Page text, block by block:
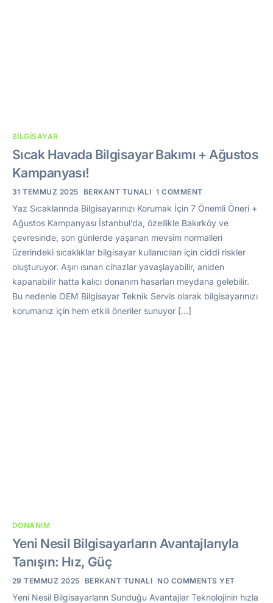
BILGISAYAR
Sıcak Havada Bilgisayar Bakımı + Ağustos
Kampanyası!
31 TEMMUZ 2025 BERKANT TUNALI 1 COMMENT
Yaz Sıcaklarında Bilgisayarınızı Korumak İçin 7 Önemli Öneri +
Ağustos Kampanyası İstanbul’da, özellikle Bakırköy ve
çevresinde, son günlerde yaşanan mevsim normalleri
üzerindeki sıcaklıklar bilgisayar kullanıcıları için ciddi riskler
oluşturuyor. Aşırı ısınan cihazlar yavaşlayabilir, aniden
kapanabilir hatta kalıcı donanım hasarları meydana gelebilir.
Bu nedenle OEM Bilgisayar Teknik Servis olarak bilgisayarınızı
korumanız için hem etkili öneriler sunuyor […]
DONANIM
Yeni Nesil Bilgisayarların Avantajlarıyla
Tanışın: Hız, Güç
29 TEMMUZ 2025 BERKANT TUNALI NO COMMENTS YET
Yeni Nesil Bilgisayarların Sunduğu Avantajlar Teknolojinin hızla